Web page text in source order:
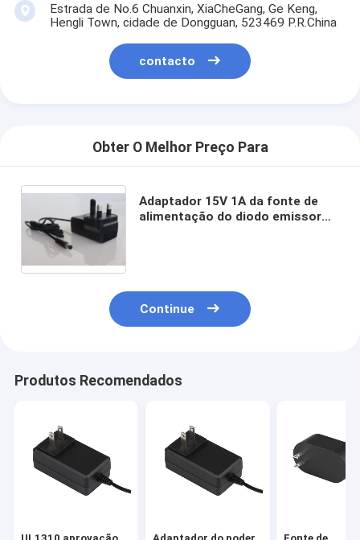
Estrada de No.6 Chuanxin, XiaCheGang, Ge Keng,
Hengli Town, cidade de Dongguan, 523469 P.R.China
contacto
Obter O Melhor Preço Para
Adaptador 15V 1A da fonte de
alimentação do diodo emissor
Continue
Produtos Recomendados